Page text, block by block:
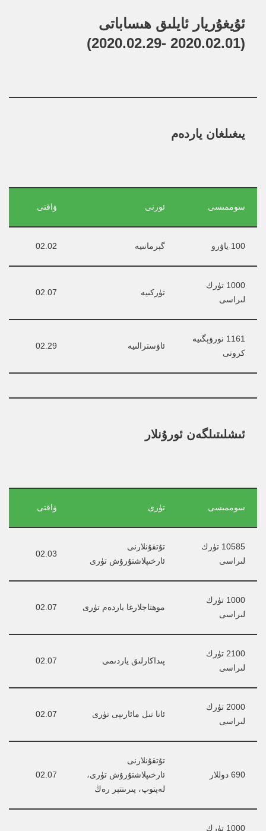
ئۇيغۇريار ئايلىق ھىساباتى
(2020.02.01 -2020.02.29)
يىغىلغان ياردەم
سوممىسى ئورنى ۋاقتى
100 ياۋرو گېرمانىيە 02.02
1000 تۈرك
لىراسى
تۈركىيە 02.07
1161 نورۋېگىيە
كرونى
ئاۋسترالىيە 02.29
ئىشلىتىلگەن ئورۇنلار
سوممىسى تۈرى ۋاقتى
10585 تۈرك
لىراسى
تۇتقۇنلارنى
ئارخىپلاشتۇرۇش تۈرى
02.03
1000 تۈرك
لىراسى
موھتاجلارغا ياردەم تۈرى 02.07
2100 تۈرك
لىراسى
پىداكارلىق ياردىمى 02.07
2000 تۈرك
لىراسى
ئانا تىل مائارىپى تۈرى 02.07
690 دوللار
تۇتقۇنلارنى
ئارخىپلاشتۇرۇش تۈرى،
لەپتوپ، پىرىنتېر رەڭ
02.07
1000 تۈرك